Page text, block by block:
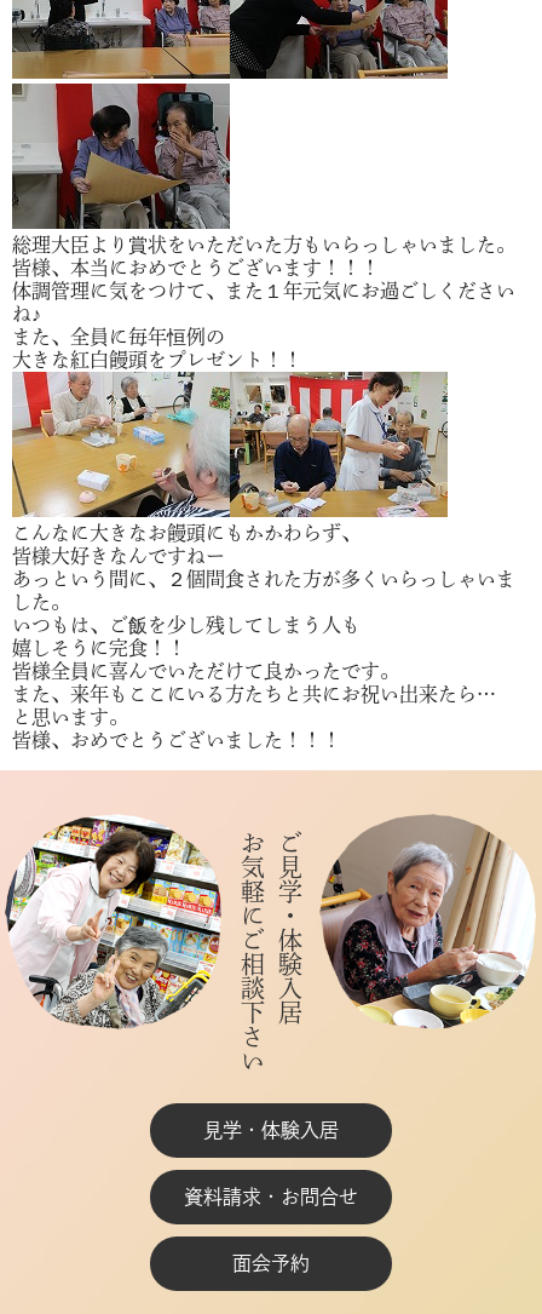
総理大臣より賞状をいただいた方もいらっしゃいました。
皆様、本当におめでとうございます！！！
体調管理に気をつけて、また１年元気にお過ごしください
ね♪
また、全員に毎年恒例の
大きな紅白饅頭をプレゼント！！
こんなに大きなお饅頭にもかかわらず、
皆様大好きなんですねー
あっという間に、２個間食された方が多くいらっしゃいま
した。
いつもは、ご飯を少し残してしまう人も
嬉しそうに完食！！
皆様全員に喜んでいただけて良かったです。
また、来年もここにいる方たちと共にお祝い出来たら…
と思います。
皆様、おめでとうございました！！！
お気軽にご相談下さいご見学・体験入居
見学・体験入居
資料請求・お問合せ
面会予約